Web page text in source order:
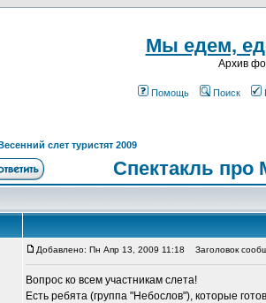
Мы едем,
Архив
Помощь Поиск
слет туристят 2009
Спектакль про
Добавлено: Пн Апр 13, 2009 11:18 Заголовок
Вопрос ко всем участникам слета!
Есть ребята (группа "Небослов"), которые